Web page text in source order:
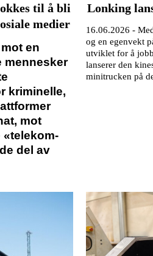
til å bli
medier
en
mennesker
kriminelle,
mot
«telekom-
del av
Lonking
16.06.2026 -
og en egenvekt
utviklet for å
lanserer den
minitrucken på